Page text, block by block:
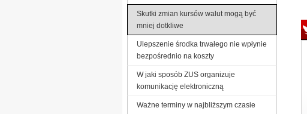
Skutki zmian kursów walut mogą być
mniej dotkliwe
Ulepszenie środka trwałego nie wpłynie
bezpośrednio na koszty
W jaki sposób ZUS organizuje
komunikację elektroniczną
Ważne terminy w najbliższym czasie